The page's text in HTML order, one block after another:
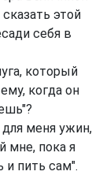
этой
себя в
который
когда он
меня ужин,
мне, пока я
и пить сам".